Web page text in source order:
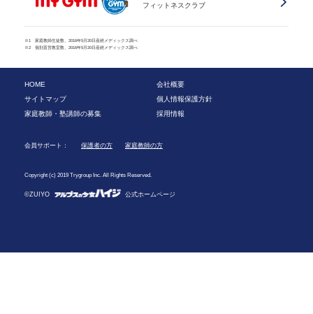
フィットネスクラブ
※1 家庭教師生徒数、2016年5月20日産經メディックス調べ
※2 個別直営教室数、2016年5月20日産經メディックス調べ
HOME
会社概要
サイトマップ
個人情報保護方針
家庭教師・塾講師の募集
採用情報
会員サポート： 保護者の方 家庭教師の方
Copyright (c) 2019 Trygroup Inc. All Rights Reserved.
©ZUIYO 公式ホームページ